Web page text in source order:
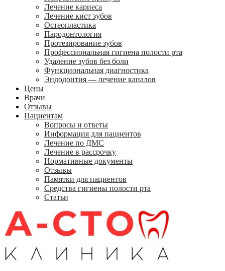
Лечение кариеса
Лечение кист зубов
Остеопластика
Пародонтология
Протезирование зубов
Профессиональная гигиена полости рта
Удаление зубов без боли
Функциональная диагностика
Эндодонтия — лечение каналов
Цены
Врачи
Отзывы
Пациентам
Вопросы и ответы
Информация для пациентов
Лечение по ДМС
Лечение в рассрочку
Нормативные документы
Отзывы
Памятки для пациентов
Средства гигиены полости рта
Статьи